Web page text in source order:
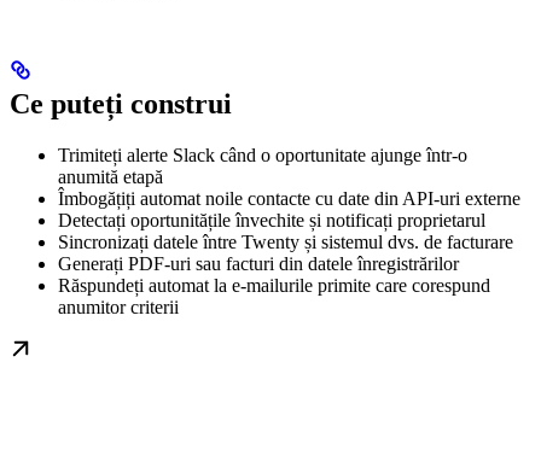
Ce puteți construi
Trimiteți alerte Slack când o oportunitate ajunge într-o
anumită etapă
Îmbogățiți automat noile contacte cu date din API-uri externe
Detectați oportunitățile învechite și notificați proprietarul
Sincronizați datele între Twenty și sistemul dvs. de facturare
Generați PDF-uri sau facturi din datele înregistrărilor
Răspundeți automat la e-mailurile primite care corespund
anumitor criterii